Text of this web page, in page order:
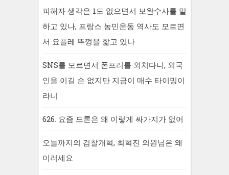
피해자 생각은 1도 없으면서 보완수사를 말
하고 있나, 프랑스 농민운동 역사도 모르면
서 요플레 뚜껑을 핥고 있나
SNS를 모르면서 폰프리를 외치다니, 외국
인을 이길 순 없지만 지금이 매수 타이밍이
라니
626. 요즘 드론은 왜 이렇게 싸가지가 없어
오늘까지의 검찰개혁, 최혁진 의원님은 왜
이러세요